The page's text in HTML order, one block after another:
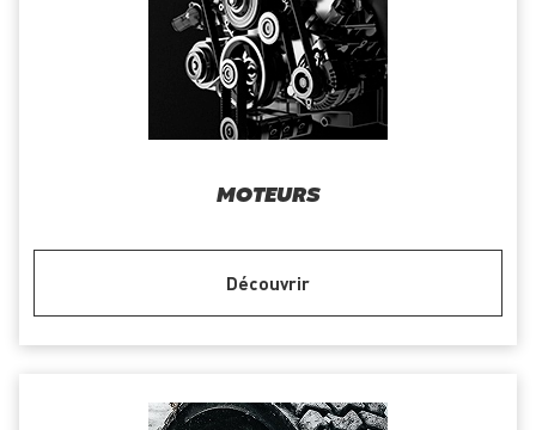
MOTEURS
Découvrir